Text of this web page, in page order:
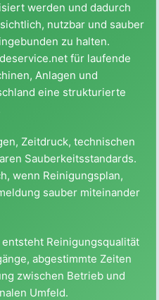
werden und dadurch
nutzbar und sauber
zu halten.
für laufende
Anlagen und
eine strukturierte
Zeitdruck, technischen
Sauberkeitsstandards.
wenn Reinigungsplan,
sauber miteinander
Reinigungsqualität
abgestimmte Zeiten
zwischen Betrieb und
Umfeld.